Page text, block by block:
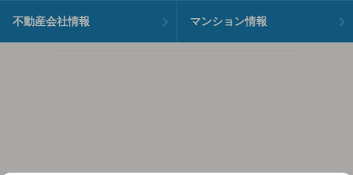
不動産会社情報 マンション情報